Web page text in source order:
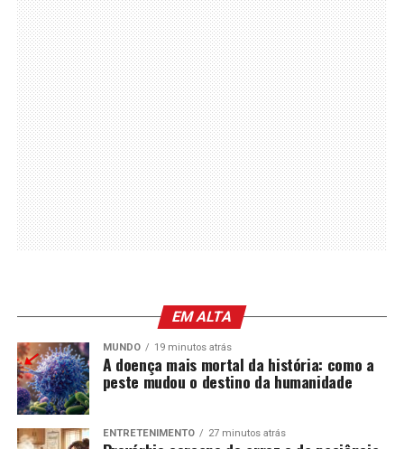
EM ALTA
MUNDO 19 minutos atrás
A doença mais mortal da história: como a
peste mudou o destino da humanidade
ENTRETENIMENTO 27 minutos atrás